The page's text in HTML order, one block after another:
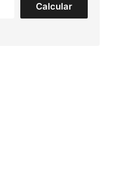
Calcular